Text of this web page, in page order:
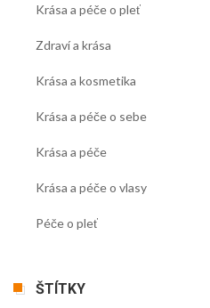
Krása a péče o pleť
Zdraví a krása
Krása a kosmetika
Krása a péče o sebe
Krása a péče
Krása a péče o vlasy
Péče o pleť
ŠTÍTKY